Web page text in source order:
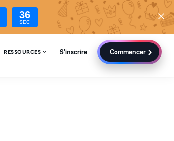
35
SEC
RESSOURCES  S'inscrire Commencer